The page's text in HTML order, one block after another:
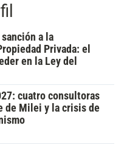
a la
Privada: el
en la Ley del
cuatro consultoras
de Milei y la crisis de